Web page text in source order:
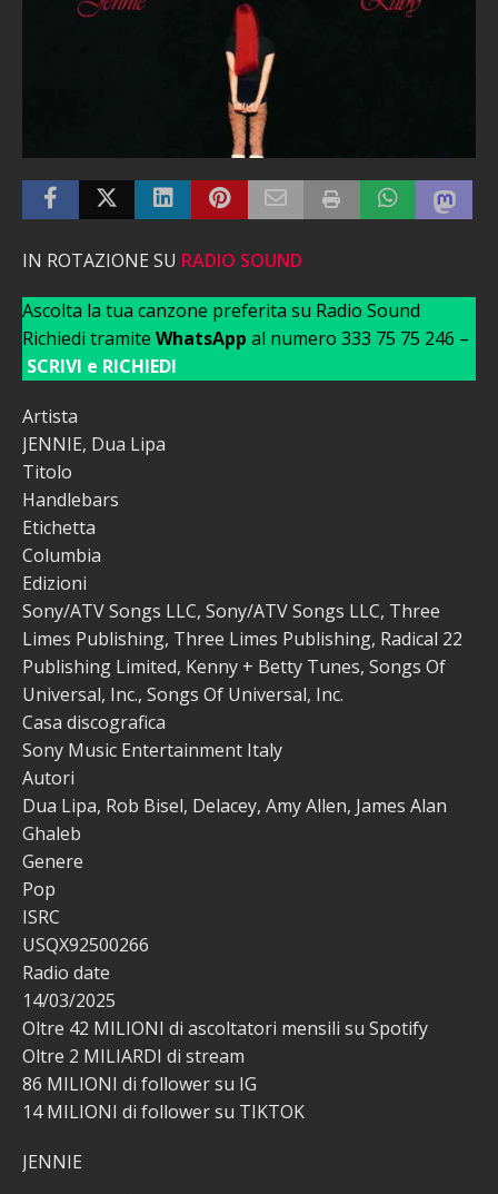
IN ROTAZIONE SU RADIO SOUND
Ascolta la tua canzone preferita su Radio Sound
Richiedi tramite WhatsApp al numero 333 75 75 246 –
SCRIVI e RICHIEDI
Artista
JENNIE, Dua Lipa
Titolo
Handlebars
Etichetta
Columbia
Edizioni
Sony/ATV Songs LLC, Sony/ATV Songs LLC, Three
Limes Publishing, Three Limes Publishing, Radical 22
Publishing Limited, Kenny + Betty Tunes, Songs Of
Universal, Inc., Songs Of Universal, Inc.
Casa discografica
Sony Music Entertainment Italy
Autori
Dua Lipa, Rob Bisel, Delacey, Amy Allen, James Alan
Ghaleb
Genere
Pop
ISRC
USQX92500266
Radio date
14/03/2025
Oltre 42 MILIONI di ascoltatori mensili su Spotify
Oltre 2 MILIARDI di stream
86 MILIONI di follower su IG
14 MILIONI di follower su TIKTOK
JENNIE